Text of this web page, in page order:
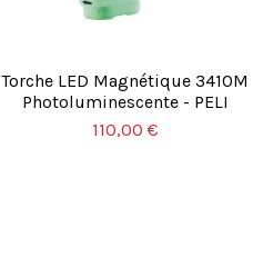
Torche LED Magnétique 3410M
Photoluminescente - PELI
110,00 €